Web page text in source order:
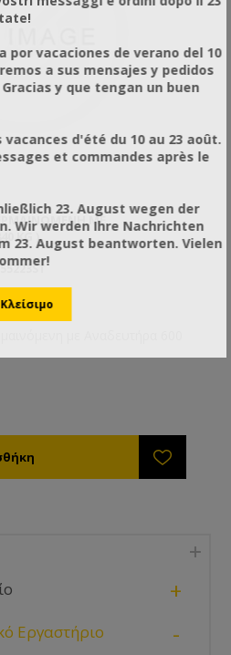
ΜΕ
KG )
+
Εργαστήριο -
por vacaciones de verano del 10
a sus mensajes y pedidos
y que tengan un buen
d'été du 10 au 23 août.
et commandes après le
23. August wegen der
Wir werden Ihre Nachrichten
23. August beantworten. Vielen